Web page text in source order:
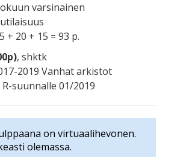
varsinainen
+ 20 + 15 = 93 p.
, shktk
2019 Vanhat arkistot
suunnalle 01/2019
on virtuaalihevonen.
olemassa.